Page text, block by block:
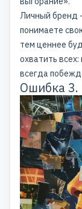
Личный бренд
понимаете
тем ценнее
охватить всех:
всегда
Ошибка 3.